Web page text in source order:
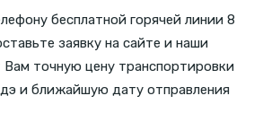
бесплатной горячей линии 8
заявку на сайте и наши
точную цену транспортировки
и ближайшую дату отправления